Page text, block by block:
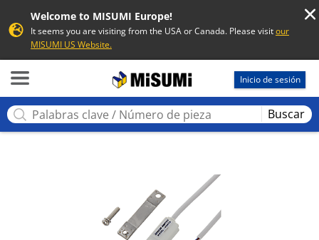
Welcome to MISUMI Europe!
It seems you are visiting from the USA or Canada. Please visitour
MISUMI US Website.
Inicio de sesión
Buscar